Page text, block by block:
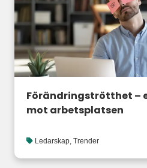
Förändringströtthet –
mot arbetsplatsen
Ledarskap, Trender